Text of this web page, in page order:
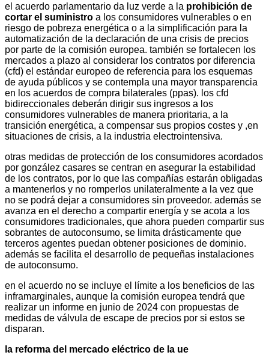
el acuerdo parlamentario da luz verde a la prohibición de
cortar el suministro a los consumidores vulnerables o en
riesgo de pobreza energética o a la simplificación para la
automatización de la declaración de una crisis de precios
por parte de la comisión europea. también se fortalecen los
mercados a plazo al considerar los contratos por diferencia
(cfd) el estándar europeo de referencia para los esquemas
de ayuda públicos y se contempla una mayor transparencia
en los acuerdos de compra bilaterales (ppas). los cfd
bidireccionales deberán dirigir sus ingresos a los
consumidores vulnerables de manera prioritaria, a la
transición energética, a compensar sus propios costes y ,en
situaciones de crisis, a la industria electrointensiva.
otras medidas de protección de los consumidores acordados
por gonzález casares se centran en asegurar la estabilidad
de los contratos, por lo que las compañías estarán obligadas
a mantenerlos y no romperlos unilateralmente a la vez que
no se podrá dejar a consumidores sin proveedor. además se
avanza en el derecho a compartir energía y se acota a los
consumidores tradicionales, que ahora pueden compartir sus
sobrantes de autoconsumo, se limita drásticamente que
terceros agentes puedan obtener posiciones de dominio.
además se facilita el desarrollo de pequeñas instalaciones
de autoconsumo.
en el acuerdo no se incluye el límite a los beneficios de las
inframarginales, aunque la comisión europea tendrá que
realizar un informe en junio de 2024 con propuestas de
medidas de válvula de escape de precios por si estos se
disparan.
la reforma del mercado eléctrico de la ue